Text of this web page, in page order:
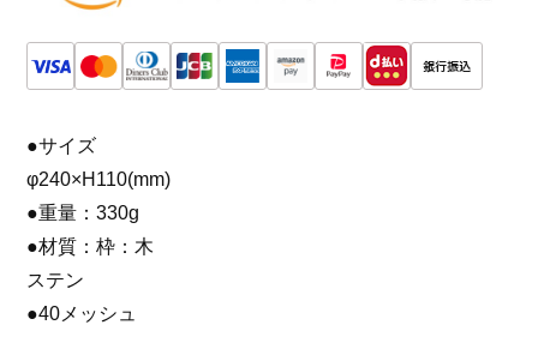
●サイズ
φ240×H110(mm)
●重量：330g
●材質：枠：木
ステン
●40メッシュ